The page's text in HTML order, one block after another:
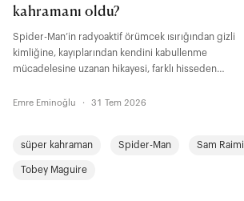
kahramanı oldu?
Spider-Man’in radyoaktif örümcek ısırığından gizli
kimliğine, kayıplarından kendini kabullenme
mücadelesine uzanan hikayesi, farklı hisseden
büyüme anlatısı aynı zamanda. "Brand New Day"
ettiğini gösteriyor: İnsanlar gerçek benliğiyle
tanışsalar onu yine de severler miydi?
Emre Eminoğlu · 31 Tem 2026
süper kahraman Spider-Man Sam Raimi
Tobey Maguire